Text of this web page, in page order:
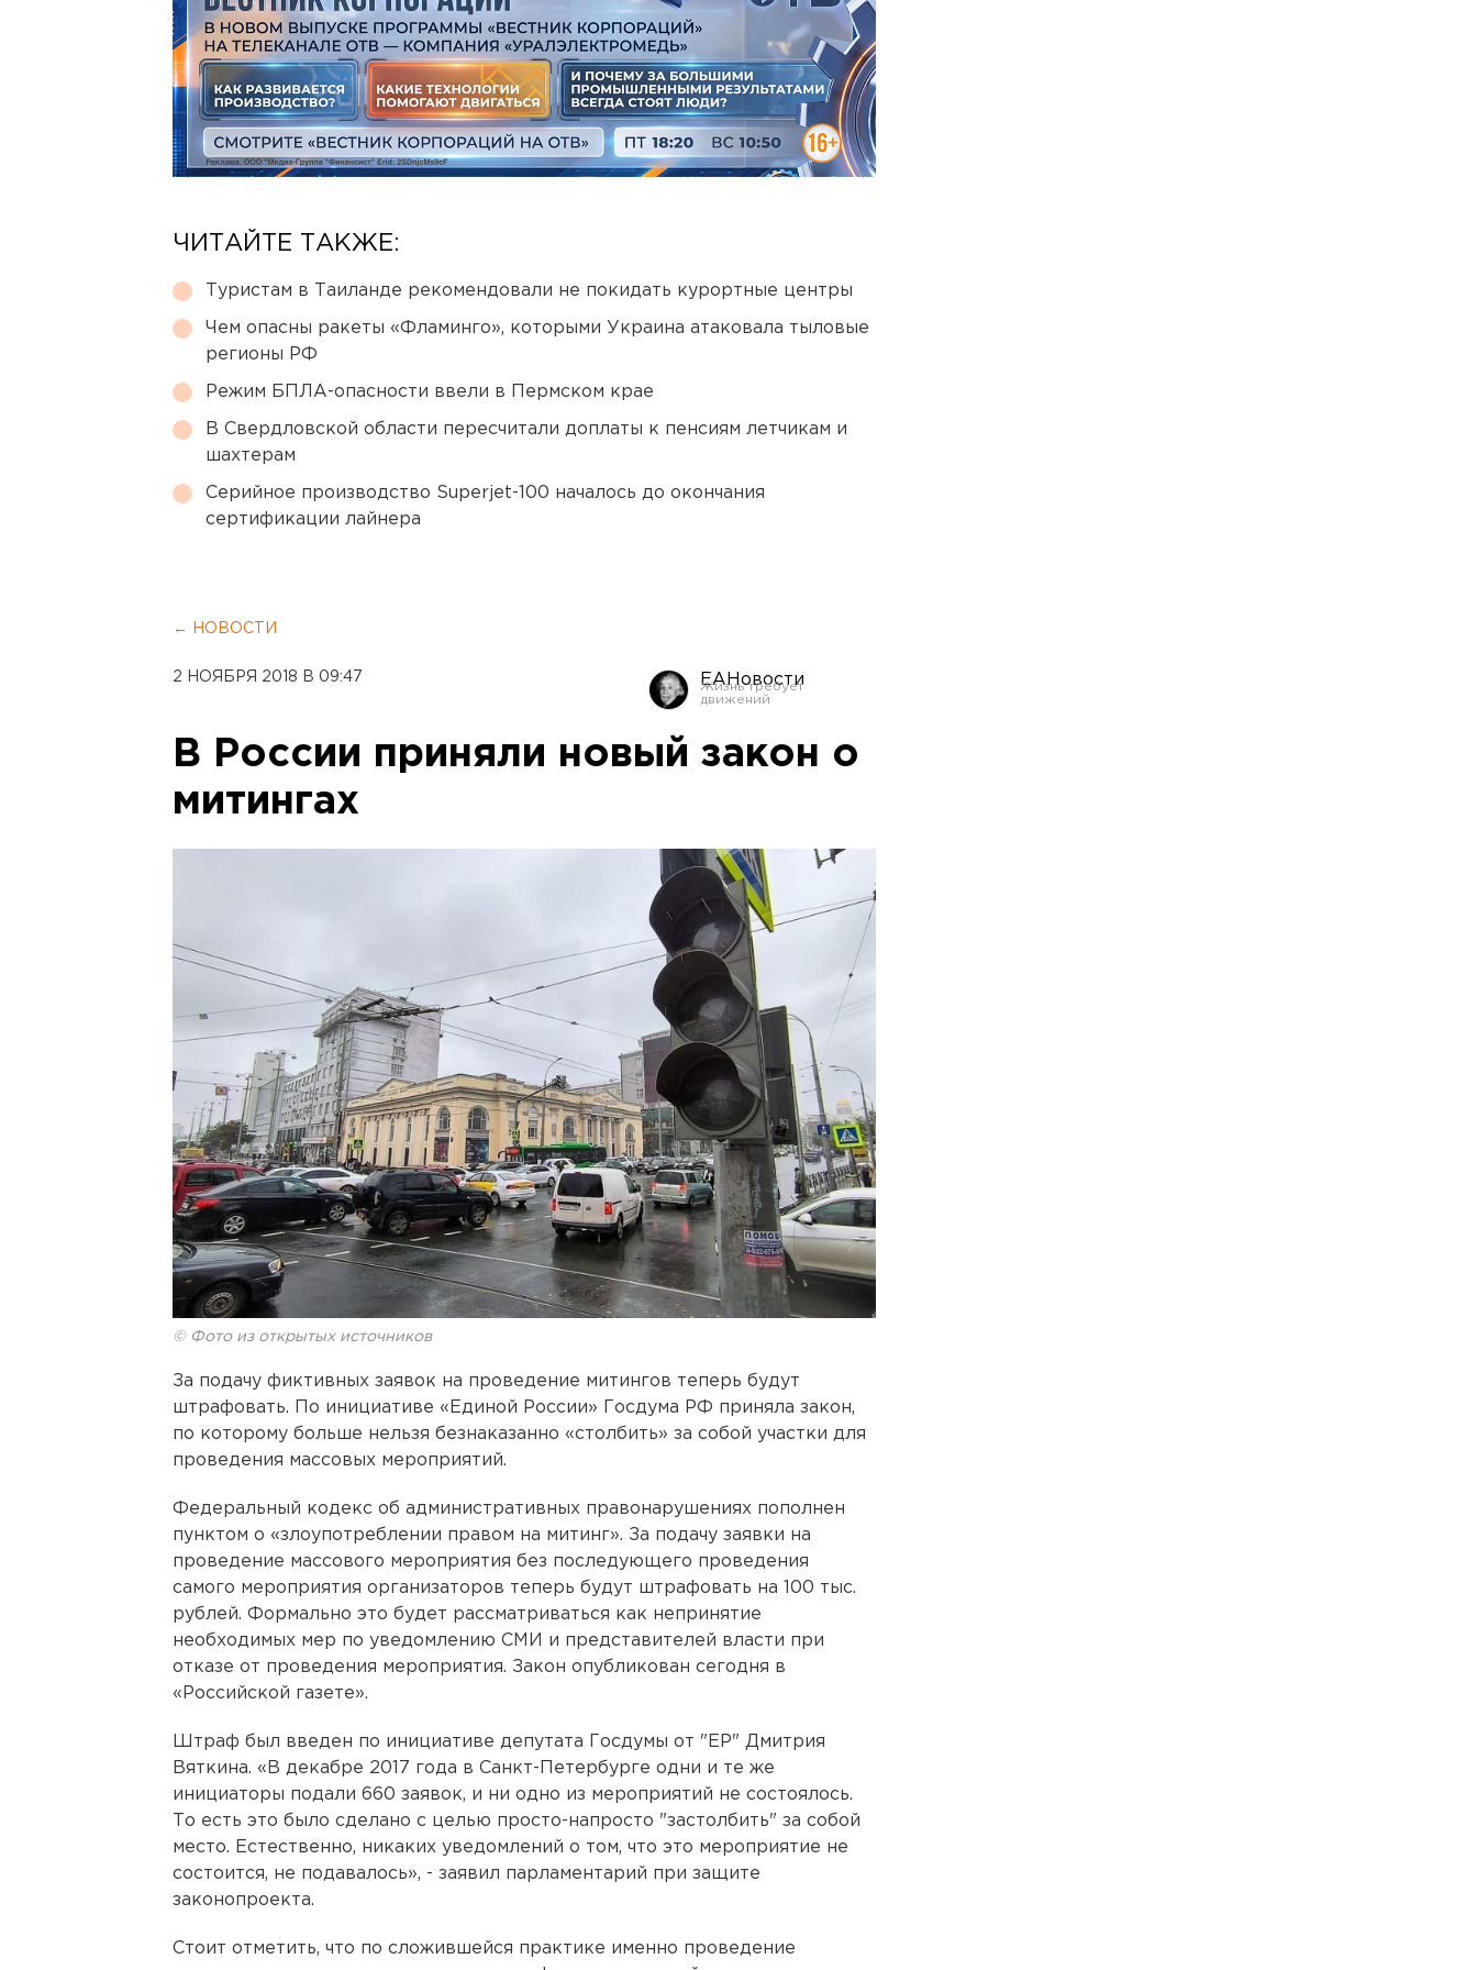
ЧИТАЙТЕ ТАКЖЕ:
Туристам в Таиланде рекомендовали не покидать курортные центры
Чем опасны ракеты «Фламинго», которыми Украина атаковала тыловые
регионы РФ
Режим БПЛА-опасности ввели в Пермском крае
В Свердловской области пересчитали доплаты к пенсиям летчикам и
шахтерам
Серийное производство Superjet-100 началось до окончания
сертификации лайнера
← НОВОСТИ
2 НОЯБРЯ 2018 В 09:47 ЕАНовости
В России приняли новый закон о
митингах
© Фото из открытых источников
За подачу фиктивных заявок на проведение митингов теперь будут
штрафовать. По инициативе «Единой России» Госдума РФ приняла закон,
по которому больше нельзя безнаказанно «столбить» за собой участки для
проведения массовых мероприятий.
Федеральный кодекс об административных правонарушениях пополнен
пунктом о «злоупотреблении правом на митинг». За подачу заявки на
проведение массового мероприятия без последующего проведения
самого мероприятия организаторов теперь будут штрафовать на 100 тыс.
рублей. Формально это будет рассматриваться как непринятие
необходимых мер по уведомлению СМИ и представителей власти при
отказе от проведения мероприятия. Закон опубликован сегодня в
«Российской газете».
Штраф был введен по инициативе депутата Госдумы от "ЕР" Дмитрия
Вяткина. «В декабре 2017 года в Санкт-Петербурге одни и те же
инициаторы подали 660 заявок, и ни одно из мероприятий не состоялось.
То есть это было сделано с целью просто-напросто "застолбить" за собой
место. Естественно, никаких уведомлений о том, что это мероприятие не
состоится, не подавалось», - заявил парламентарий при защите
законопроекта.
Стоит отметить, что по сложившейся практике именно проведение